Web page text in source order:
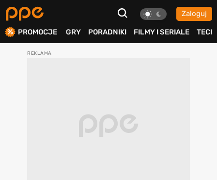
Zaloguj
PROMOCJE GRY PORADNIKI FILMY I SERIALE TECH